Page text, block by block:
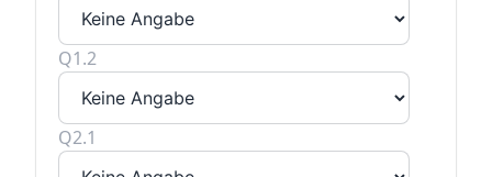
Q1.2
Q2.1